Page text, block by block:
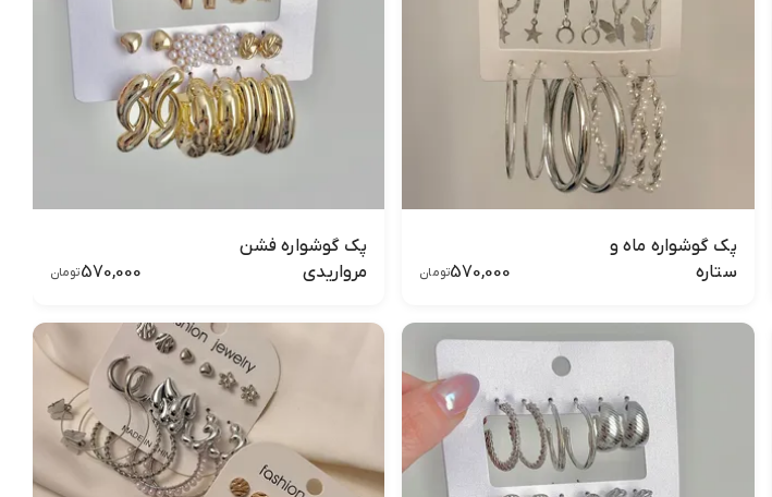
پک گوشواره ماه و
ستاره
570,000تومان
پک گوشواره فشن
مرواریدی
570,000تومان